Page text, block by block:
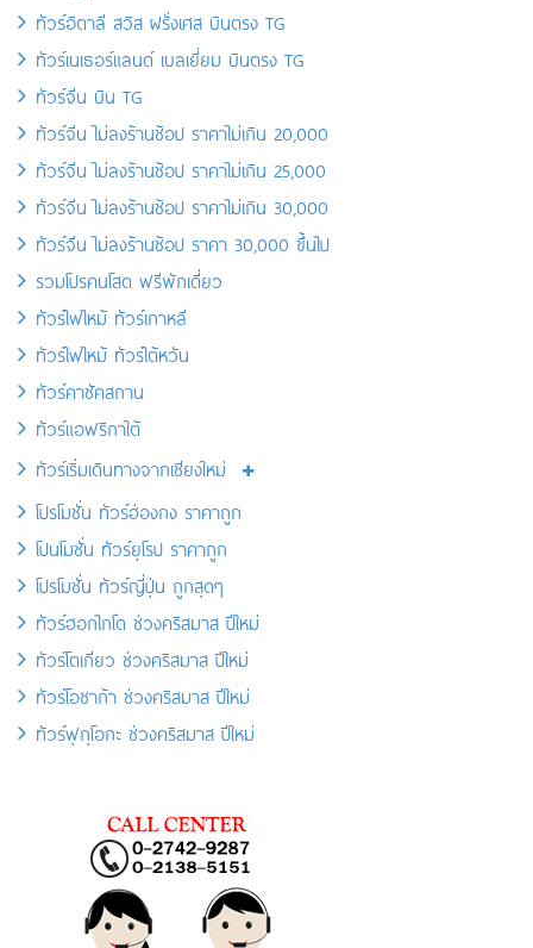
ทัวร์อิตาลี สวิส ฝรั่งเศส บินตรง TG
ทัวร์เนเธอร์แลนด์ เบลเยี่ยม บินตรง TG
ทัวร์จีน บิน TG
ทัวร์จีน ไม่ลงร้านช้อป ราคาไม่เกิน 20,000
ทัวร์จีน ไม่ลงร้านช้อป ราคาไม่เกิน 25,000
ทัวร์จีน ไม่ลงร้านช้อป ราคาไม่เกิน 30,000
ทัวร์จีน ไม่ลงร้านช้อป ราคา 30,000 ขึ้นไป
รวมโปรคนโสด ฟรีพักเดี่ยว
ทัวร์ไฟไหม้ ทัวร์เกาหลี
ทัวร์ไฟไหม้ ทัวร์ไต้หวัน
ทัวร์คาซัคสถาน
ทัวร์แอฟริกาใต้
ทัวร์เริ่มเดินทางจากเชียงใหม่
โปรโมชั่น ทัวร์ฮ่องกง ราคาถูก
โปนโมชั่น ทัวร์ยุโรป ราคาถูก
โปรโมชั่น ทัวร์ญี่ปุ่น ถูกสุดๆ
ทัวร์ฮอกไกโด ช่วงคริสมาส ปีใหม่
ทัวร์โตเกียว ช่วงคริสมาส ปีใหม่
ทัวร์โอซาก้า ช่วงคริสมาส ปีใหม่
ทัวร์ฟุกุโอกะ ช่วงคริสมาส ปีใหม่